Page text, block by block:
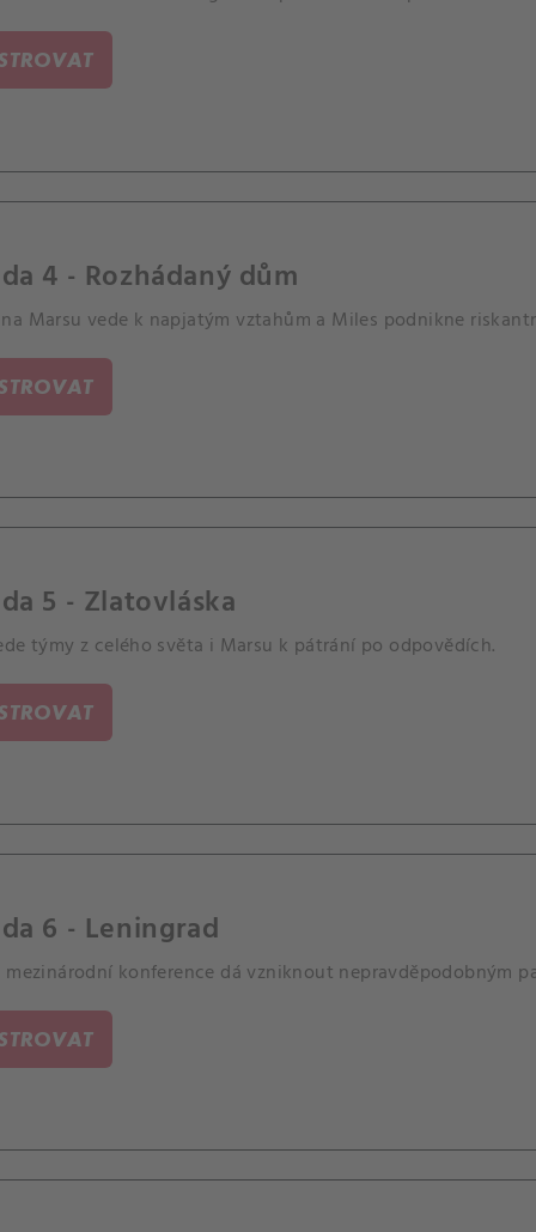
4 - Rozhádaný dům
Marsu vede k napjatým vztahům a Miles podnikne
5 - Zlatovláska
týmy z celého světa i Marsu k pátrání po odpovědích.
6 - Leningrad
konference dá vzniknout nepravděpodobným